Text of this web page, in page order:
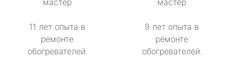
11 лет опыта в
ремонте
обогревателей.
9 лет опыта в
ремонте
обогревателей.